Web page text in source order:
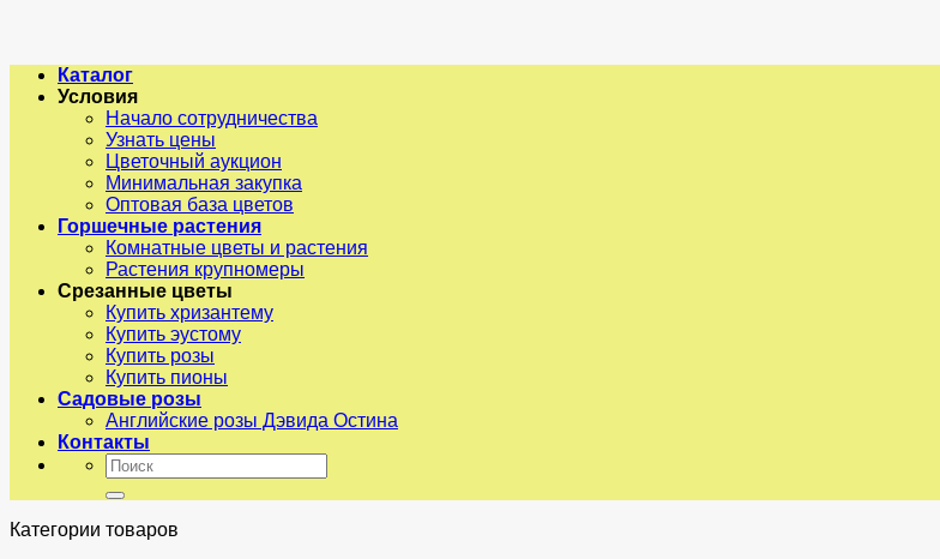
Каталог
Условия
Начало сотрудничества
Узнать цены
Цветочный аукцион
Минимальная закупка
Оптовая база цветов
Горшечные растения
Комнатные цветы и растения
Растения крупномеры
Срезанные цветы
Купить хризантему
Купить эустому
Купить розы
Купить пионы
Садовые розы
Английские розы Дэвида Остина
Контакты
Искать:
Категории товаров